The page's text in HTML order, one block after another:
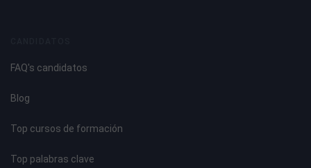
FAQ's candidatos
Blog
Top cursos de formación
Top palabras clave